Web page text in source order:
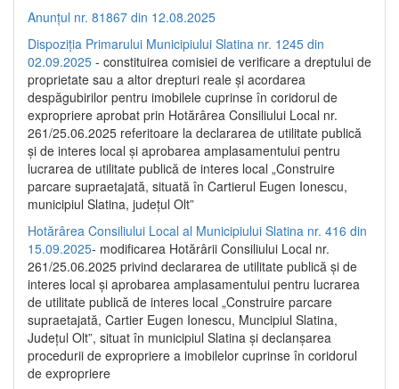
Anunțul nr. 81867 din 12.08.2025
Dispoziția Primarului Municipiului Slatina nr. 1245 din
02.09.2025 - constituirea comisiei de verificare a dreptului de
proprietate sau a altor drepturi reale și acordarea
despăgubirilor pentru imobilele cuprinse în coridorul de
expropriere aprobat prin Hotărârea Consiliului Local nr.
261/25.06.2025 referitoare la declararea de utilitate publică
și de interes local și aprobarea amplasamentului pentru
lucrarea de utilitate publică de interes local „Construire
parcare supraetajată, situată în Cartierul Eugen Ionescu,
municipiul Slatina, județul Olt”
Hotărârea Consiliului Local al Municipiului Slatina nr. 416 din
15.09.2025- modificarea Hotărârii Consiliului Local nr.
261/25.06.2025 privind declararea de utilitate publică și de
interes local și aprobarea amplasamentului pentru lucrarea
de utilitate publică de interes local „Construire parcare
supraetajată, Cartier Eugen Ionescu, Muncipiul Slatina,
Județul Olt”, situat în municipiul Slatina și declanșarea
procedurii de expropriere a imobilelor cuprinse în coridorul
de expropriere